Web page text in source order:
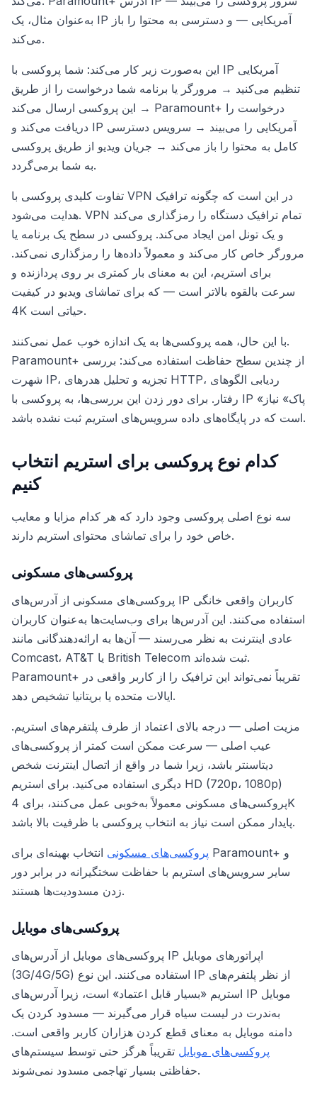
به‌عنوان مثال، یک IP آمریکایی — و دسترسی به محتوا را باز
می‌کند.
این به‌صورت زیر کار می‌کند: شما پروکسی با IP آمریکایی
تنظیم می‌کنید → مرورگر یا برنامه شما درخواست را از طریق
این پروکسی ارسال می‌کند → Paramount+ درخواست را
دریافت می‌کند و IP آمریکایی را می‌بیند → سرویس دسترسی
کامل به محتوا را باز می‌کند → جریان ویدیو از طریق پروکسی
به شما برمی‌گردد.
تفاوت کلیدی پروکسی با VPN در این است که چگونه ترافیک
هدایت می‌شود. VPN تمام ترافیک دستگاه را رمزگذاری می‌کند
و یک تونل امن ایجاد می‌کند. پروکسی در سطح یک برنامه یا
مرورگر خاص کار می‌کند و معمولاً داده‌ها را رمزگذاری نمی‌کند.
برای استریم، این به معنای بار کمتری بر روی پردازنده و
سرعت بالقوه بالاتر است — که برای تماشای ویدیو در کیفیت
4K حیاتی است.
با این حال، همه پروکسی‌ها به یک اندازه خوب عمل نمی‌کنند.
Paramount+ از چندین سطح حفاظت استفاده می‌کند: بررسی
شهرت IP، تجزیه و تحلیل هدرهای HTTP، ردیابی الگوهای
رفتار. برای دور زدن این بررسی‌ها، به پروکسی با IP «پاک» نیاز
است که در پایگاه‌های داده سرویس‌های استریم ثبت نشده باشد.
کدام نوع پروکسی برای استریم انتخاب
کنیم
سه نوع اصلی پروکسی وجود دارد که هر کدام مزایا و معایب
خاص خود را برای تماشای محتوای استریم دارند.
پروکسی‌های مسکونی
پروکسی‌های مسکونی از آدرس‌های IP کاربران واقعی خانگی
استفاده می‌کنند. این آدرس‌ها برای وب‌سایت‌ها به‌عنوان کاربران
عادی اینترنت به نظر می‌رسند — آن‌ها به ارائه‌دهندگانی مانند
Comcast، AT&T یا British Telecom ثبت شده‌اند.
Paramount+ تقریباً نمی‌تواند این ترافیک را از کاربر واقعی در
ایالات متحده یا بریتانیا تشخیص دهد.
مزیت اصلی — درجه بالای اعتماد از طرف پلتفرم‌های استریم.
عیب اصلی — سرعت ممکن است کمتر از پروکسی‌های
دیتاسنتر باشد، زیرا شما در واقع از اتصال اینترنت شخص
دیگری استفاده می‌کنید. برای استریم HD (720p، 1080p)
پروکسی‌های مسکونی معمولاً به‌خوبی عمل می‌کنند، برای 4K
پایدار ممکن است نیاز به انتخاب پروکسی با ظرفیت بالا باشد.
پروکسی‌های مسکونی انتخاب بهینه‌ای برای Paramount+ و
سایر سرویس‌های استریم با حفاظت سختگیرانه در برابر دور
زدن مسدودیت‌ها هستند.
پروکسی‌های موبایل
پروکسی‌های موبایل از آدرس‌های IP اپراتورهای موبایل
(3G/4G/5G) استفاده می‌کنند. این نوع IP از نظر پلتفرم‌های
استریم «بسیار قابل اعتماد» است، زیرا آدرس‌های IP موبایل
به‌ندرت در لیست سیاه قرار می‌گیرند — مسدود کردن یک
دامنه موبایل به معنای قطع کردن هزاران کاربر واقعی است.
پروکسی‌های موبایل تقریباً هرگز حتی توسط سیستم‌های
حفاظتی بسیار تهاجمی مسدود نمی‌شوند.